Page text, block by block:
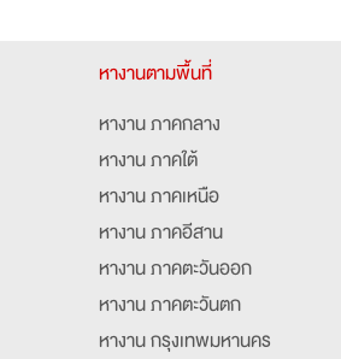
หางานตามพื้นที่
หางาน ภาคกลาง
หางาน ภาคใต้
หางาน ภาคเหนือ
หางาน ภาคอีสาน
หางาน ภาคตะวันออก
หางาน ภาคตะวันตก
หางาน กรุงเทพมหานคร